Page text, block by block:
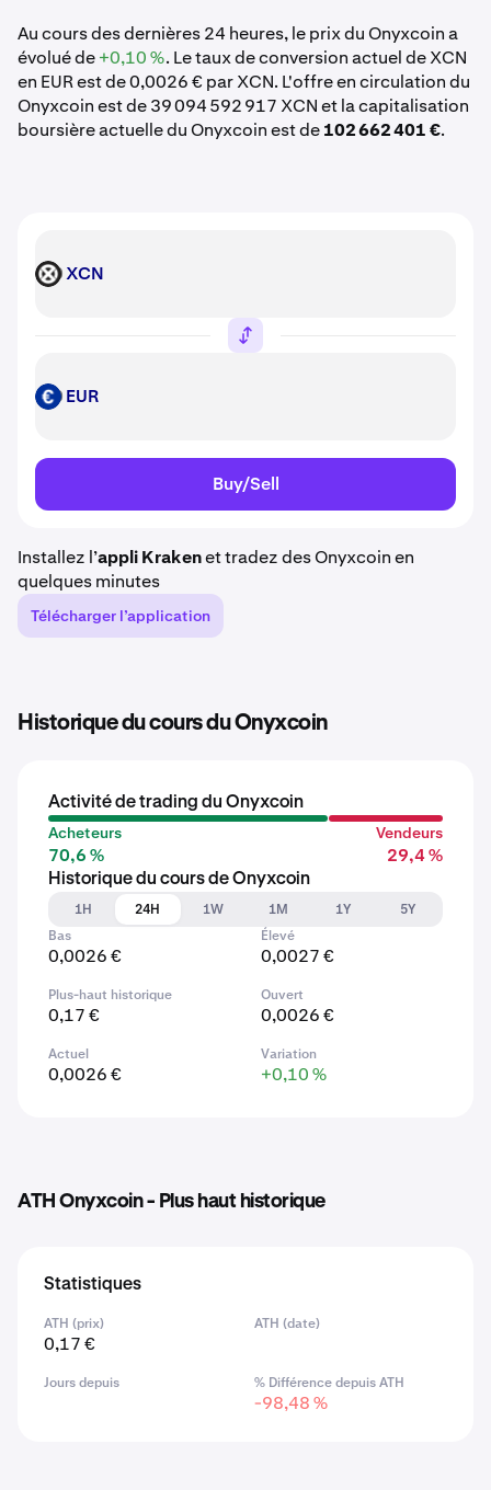
Au cours des dernières 24 heures, le prix du Onyxcoin a
évolué de+0,10 %. Le taux de conversion actuel de XCN
en EUR est de 0,0026 € par XCN. L'offre en circulation du
Onyxcoin est de 39 094 592 917 XCN et la capitalisation
boursière actuelle du Onyxcoin est de102 662 401 €.
XCN XCN
EUR EUR
Buy/Sell
Installez l’appli Krakenet tradez des Onyxcoin en
quelques minutes
Télécharger l’application
Historique du cours du Onyxcoin
Activité de trading du Onyxcoin
Acheteurs
70,6 %
Vendeurs
29,4 %
Historique du cours de Onyxcoin
1H
24H 1W 1M 1Y
5Y
Bas
0,0026 €
Élevé
0,0027 €
Plus-haut historique
0,17 €
Ouvert
0,0026 €
Actuel
0,0026 €
Variation
+0,10 %
ATH Onyxcoin - Plus haut historique
Statistiques
ATH (prix)
0,17 €
ATH (date)
Jours depuis % Différence depuis ATH
-98,48 %